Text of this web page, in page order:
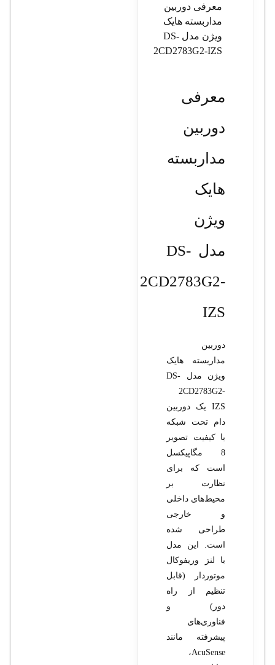
معرفی دوربین
مداربسته هایک
ویژن مدل DS-
2CD2783G2-IZS
معرفی
دوربین
مداربسته
هایک
ویژن
مدل DS-
2CD2783G2-
IZS
دوربین
مداربسته هایک
ویژن مدل DS-
2CD2783G2-
IZS یک دوربین
دام تحت شبکه
با کیفیت تصویر
8 مگاپیکسل
است که برای
نظارت بر
محیط‌های داخلی
و خارجی
طراحی شده
است. این مدل
با لنز وریفوکال
موتوردار (قابل
تنظیم از راه
دور) و
فناوری‌های
پیشرفته مانند
AcuSense،